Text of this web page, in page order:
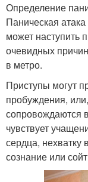
Определение
Паническая
может наступить
очевидных
в метро.
Приступы могут
пробуждения,
сопровождаются
чувствует
сердца, нехватку
сознание или